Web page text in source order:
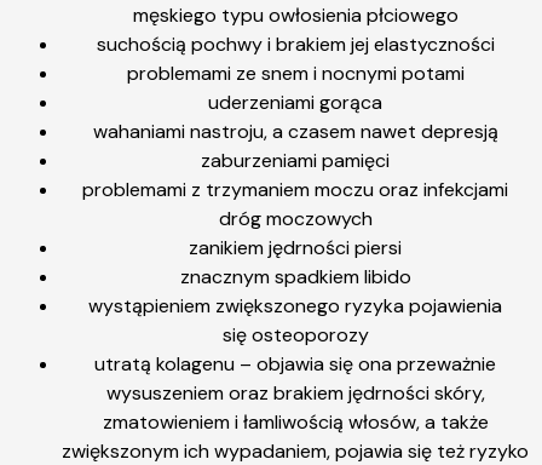
męskiego typu owłosienia płciowego
suchością pochwy i brakiem jej elastyczności
problemami ze snem i nocnymi potami
uderzeniami gorąca
wahaniami nastroju, a czasem nawet depresją
zaburzeniami pamięci
problemami z trzymaniem moczu oraz infekcjami
dróg moczowych
zanikiem jędrności piersi
znacznym spadkiem libido
wystąpieniem zwiększonego ryzyka pojawienia
się osteoporozy
utratą kolagenu – objawia się ona przeważnie
wysuszeniem oraz brakiem jędrności skóry,
zmatowieniem i łamliwością włosów, a także
zwiększonym ich wypadaniem, pojawia się też ryzyko